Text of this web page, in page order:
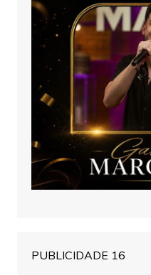
PUBLICIDADE 16